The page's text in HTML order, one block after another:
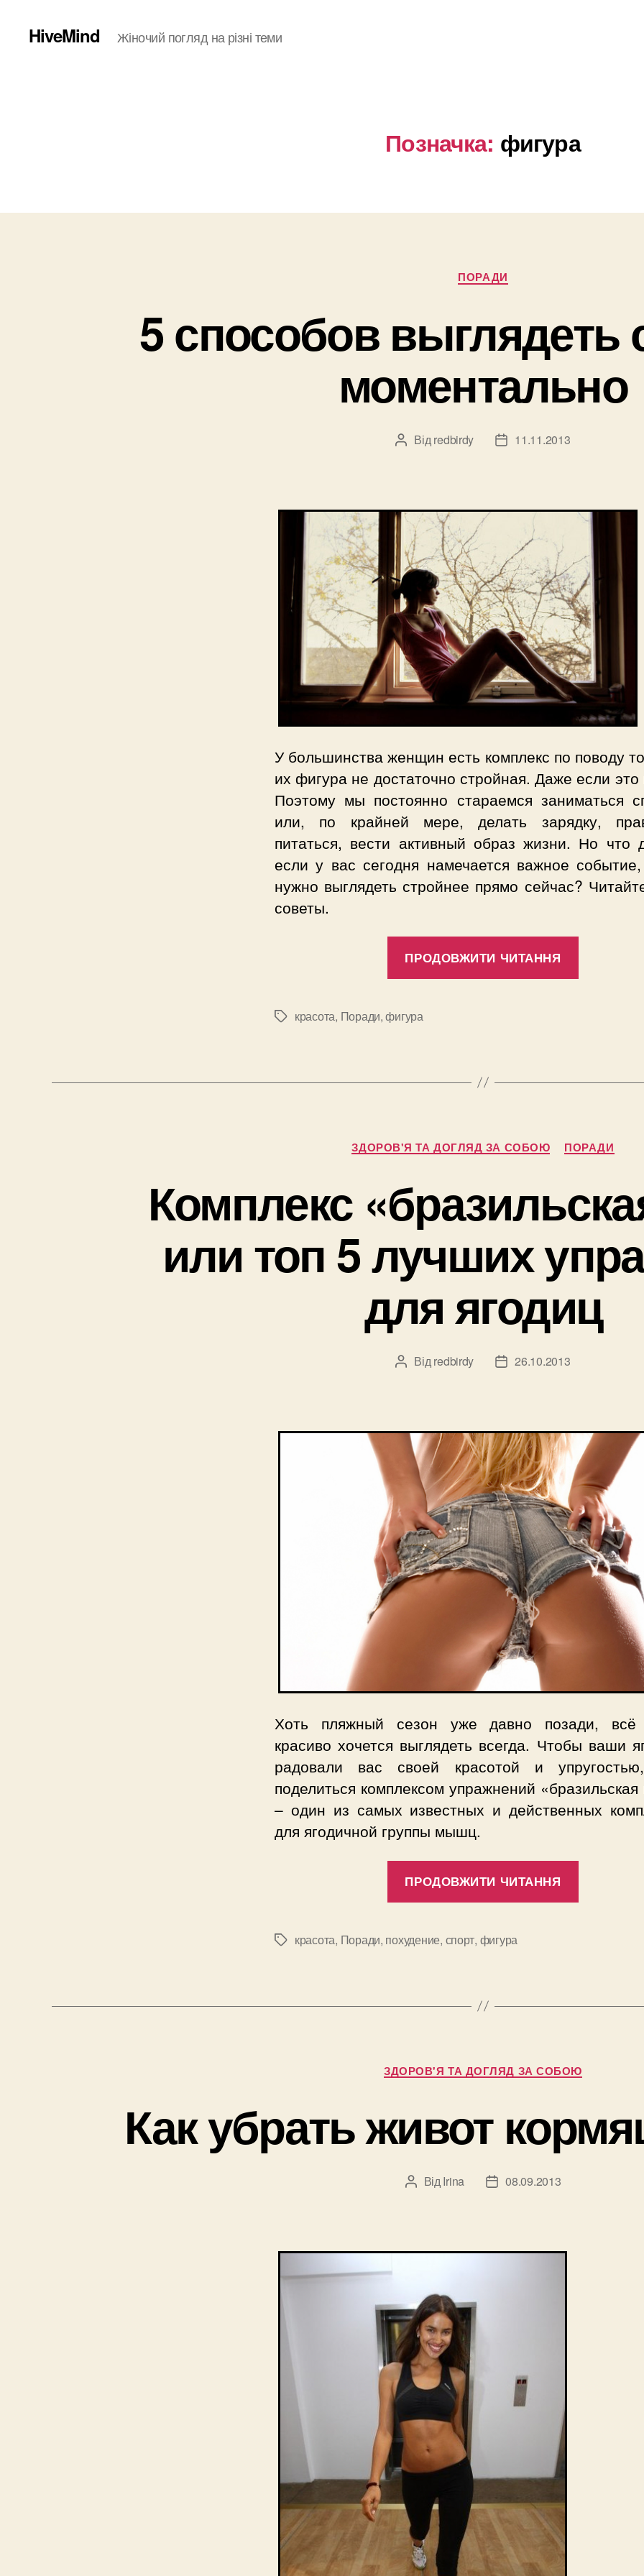
HiveMind Жіночий погляд на різні теми
Позначка: фигура
Категорії
ПОРАДИ
5 способов выглядеть
моментально
Автор
Від redbirdy
Дата11.11.2013
У большинства женщин есть комплекс по поводу
их фигура не достаточно стройная. Даже если это
Поэтому мы постоянно стараемся заниматься
или, по крайней мере, делать зарядку,
питаться, вести активный образ жизни. Но что
если у вас сегодня намечается важное
нужно выглядеть стройнее прямо сейчас?
советы.
ПРОДОВЖИТИ ЧИТАННЯ
Позначки
красота, Поради,фигура
Категорії
ЗДОРОВ'Я ТА ДОГЛЯД ЗА СОБОЮ ПОРАДИ
Комплекс
или топ 5 лучших
для ягодиц
Автор
Відredbirdy
Дата26.10.2013
Хоть пляжный сезон уже давно позади, всё
красиво хочется выглядеть всегда. Чтобы ваши
радовали вас своей красотой и
поделиться комплексом упражнений «бразильская
– один из самых известных и действенных
для ягодичной группы мышц.
ПРОДОВЖИТИ ЧИТАННЯ
лучших
ягодиц”
Позначки
красота, Поради, похудение, спорт, фигура
Категорії
ЗДОРОВ'Я ТА ДОГЛЯД ЗА СОБОЮ
Как убрать живот
Автор
ВідIrina
Дата08.09.2013